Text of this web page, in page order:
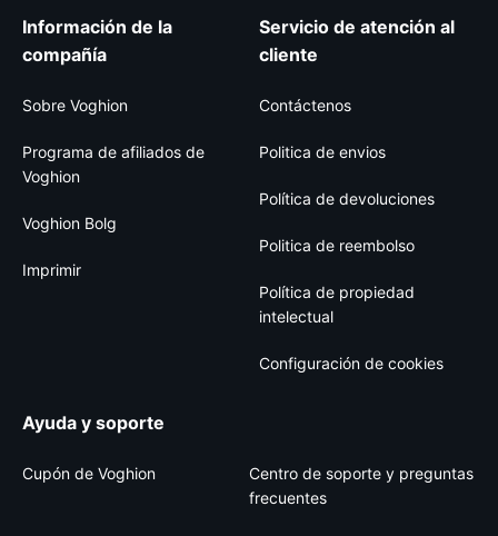
Información de la
compañía
Sobre Voghion
Programa de afiliados de
Voghion
Voghion Bolg
Imprimir
Servicio de atención al
cliente
Contáctenos
Politica de envios
Política de devoluciones
Politica de reembolso
Política de propiedad
intelectual
Configuración de cookies
Ayuda y soporte
Cupón de Voghion
Centro de soporte y preguntas
frecuentes